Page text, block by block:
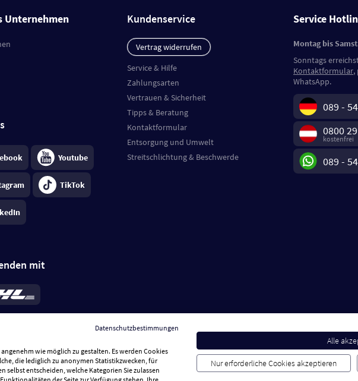
Unternehmen
Youtube
TikTok
mit
€; bei Kühlware zzgl. 0,99 €
insgesamt 7,94 €. Lieferzeit3-
Kundenservice
Vertrag widerrufen
Service & Hilfe
Zahlungsarten
Vertrauen & Sicherheit
Tipps & Beratung
Kontaktformular
Entsorgung und Umwelt
Streitschlichtung & Beschwerde
Service
Montag bis
Sonntags
Kontaktformular,
WhatsApp.
089 -
0800
kostenfrei
089 -
Datenschutzbestimmungen
wie möglich zu gestalten. Es werden Cookies
die lediglich zu anonymen Statistikzwecken, für
entscheiden, welche Kategorien Sie zulassen
Alle
Nur erforderliche Cookies akzeptieren